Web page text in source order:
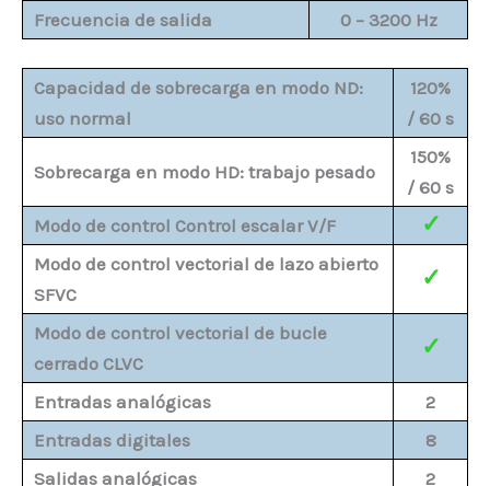
Frecuencia de salida
0 – 3200 Hz
Capacidad de sobrecarga en modo ND:
uso normal
120%
/ 60 s
Sobrecarga en modo HD: trabajo pesado
150%
/ 60 s
Modo de control Control escalar V/F
✓
Modo de control vectorial de lazo abierto
SFVC
✓
Modo de control vectorial de bucle
cerrado CLVC
✓
Entradas analógicas
2
Entradas digitales
8
Salidas analógicas
2